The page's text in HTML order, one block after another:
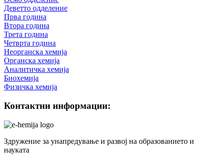
Деветто одделение
Прва година
Втора година
Трета година
Четврта година
Неорганска хемија
Органска хемија
Аналитичка хемија
Биохемија
Физичка хемија
Контактни информации:
Здружение за унапредување и развој на образованието и
науката